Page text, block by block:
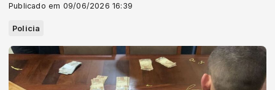
Publicado em 09/06/2026 16:39
Policia